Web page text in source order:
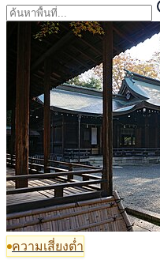
ความเสี่ยงต่ำ